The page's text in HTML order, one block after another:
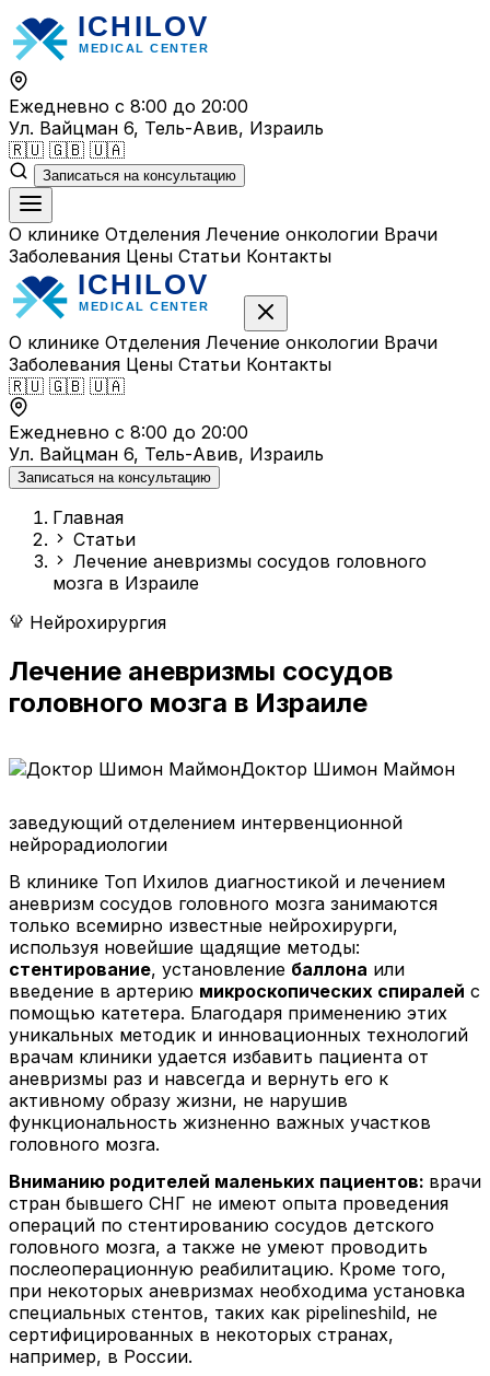
Перейти
к
содержимому
Ежедневно с 8:00 до 20:00
Ул. Вайцман 6, Тель-Авив, Израиль
🇷🇺 🇬🇧 🇺🇦
Записаться на консультацию
О клинике Отделения Лечение онкологии Врачи
Заболевания Цены Статьи Контакты
О клинике Отделения Лечение онкологии Врачи
Заболевания Цены Статьи Контакты
🇷🇺 🇬🇧 🇺🇦
Ежедневно с 8:00 до 20:00
Ул. Вайцман 6, Тель-Авив, Израиль
Записаться на консультацию
Главная
Статьи
Лечение аневризмы сосудов головного
мозга в Израиле
Нейрохирургия
Лечение аневризмы сосудов
головного мозга в Израиле
Доктор Шимон Маймон
заведующий отделением интервенционной
нейрорадиологии
В клинике Топ Ихилов диагностикой и лечением
аневризм сосудов головного мозга занимаются
только всемирно известные нейрохирурги,
используя новейшие щадящие методы:
стентирование, установление баллона или
введение в артерию микроскопических спиралей с
помощью катетера. Благодаря применению этих
уникальных методик и инновационных технологий
врачам клиники удается избавить пациента от
аневризмы раз и навсегда и вернуть его к
активному образу жизни, не нарушив
функциональность жизненно важных участков
головного мозга.
Вниманию родителей маленьких пациентов: врачи
стран бывшего СНГ не имеют опыта проведения
операций по стентированию сосудов детского
головного мозга, а также не умеют проводить
послеоперационную реабилитацию. Кроме того,
при некоторых аневризмах необходима установка
специальных стентов, таких как pipelineshild, не
сертифицированных в некоторых странах,
например, в России.